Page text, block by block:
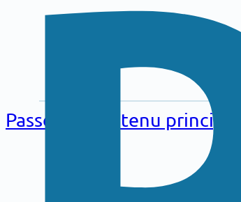
contenu
principal
Passer au contenu principal